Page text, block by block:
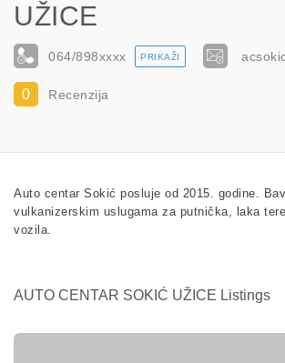
UŽICE
064/898xxxx PRIKAŽI
0 Recenzija
Auto centar Sokić posluje od 2015. godine.
vulkanizerskim uslugama za putnička, laka
vozila.
AUTO CENTAR SOKIĆ UŽICE Listings